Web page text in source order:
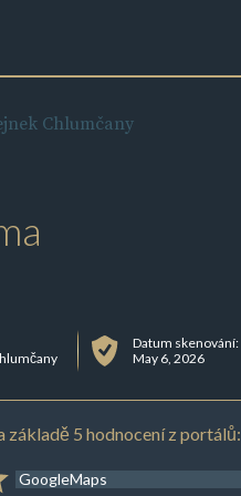
Chlumčany
Datum skenování:
May 6, 2026
základě 5 hodnocení z portálů:
GoogleMaps